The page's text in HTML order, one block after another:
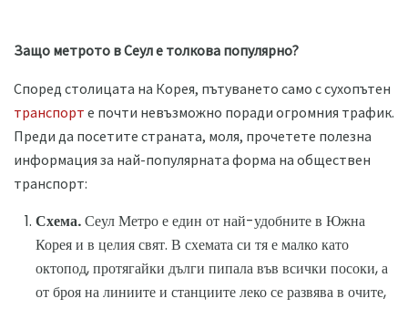
Защо метрото в Сеул е толкова популярно?
Според столицата на Корея, пътуването само с сухопътен
транспорт е почти невъзможно поради огромния трафик.
Преди да посетите страната, моля, прочетете полезна
информация за най-популярната форма на обществен
транспорт:
Схема.Сеул Метро е един от най-удобните в Южна
Корея и в целия свят. В схемата си тя е малко като
октопод, протягайки дълги пипала във всички посоки, а
от броя на линиите и станциите леко се развява в очите,